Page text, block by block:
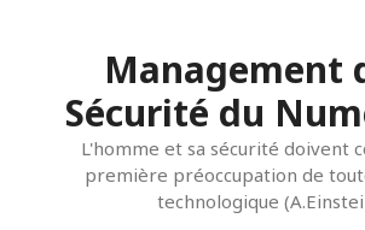
Management
Sécurité du
L'homme et sa sécurité doivent
première préoccupation de
technologique